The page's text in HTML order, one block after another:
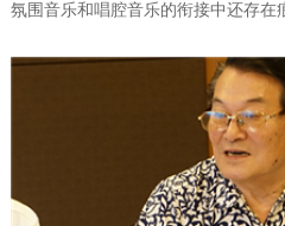
氛围音乐和唱腔音乐的衔接中还存在